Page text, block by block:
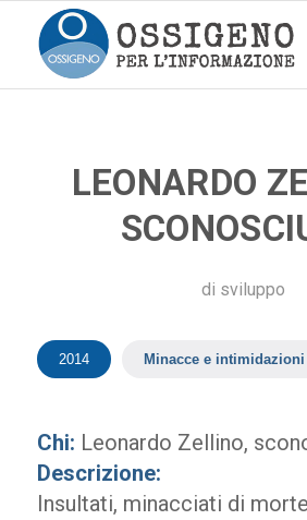
LEONARDO
di sviluppo
2014 Minacce e intimidazioni
Chi: Leonardo Zellino,
Descrizione:
Insultati, minacciati di